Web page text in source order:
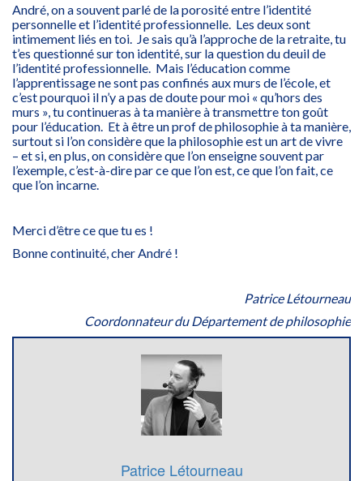
André, on a souvent parlé de la porosité entre l’identité
personnelle et l’identité professionnelle. Les deux sont
intimement liés en toi. Je sais qu’à l’approche de la retraite, tu
t’es questionné sur ton identité, sur la question du deuil de
l’identité professionnelle. Mais l’éducation comme
l’apprentissage ne sont pas confinés aux murs de l’école, et
c’est pourquoi il n’y a pas de doute pour moi « qu’hors des
murs », tu continueras à ta manière à transmettre ton goût
pour l’éducation. Et à être un prof de philosophie à ta manière,
surtout si l’on considère que la philosophie est un art de vivre
– et si, en plus, on considère que l’on enseigne souvent par
l’exemple, c’est-à-dire par ce que l’on est, ce que l’on fait, ce
que l’on incarne.
Merci d’être ce que tu es !
Bonne continuité, cher André !
Patrice Létourneau
Coordonnateur du Département de philosophie
Patrice Létourneau